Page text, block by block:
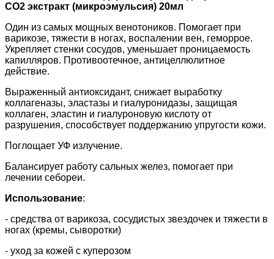
СО2 экстракт (микроэмульсия) 20мл
Один из самых мощных венотоников. Помогает при
варикозе, тяжести в ногах, воспалении вен, геморрое.
Укрепляет стенки сосудов, уменьшает проницаемость
капилляров. Противоотечное, антицеллюлитное
действие.
Выраженный антиоксидант, снижает выработку
коллагеназы, эластазы и гиалуронидазы, защищая
коллаген, эластин и гиалуроновую кислоту от
разрушения, способствует поддержанию упругости кожи.
Поглощает УФ излучение.
Балансирует работу сальных желез, помогает при
лечении себореи.
Использование:
- средства от варикоза, сосудистых звездочек и тяжести в
ногах (кремы, сыворотки)
- уход за кожей с куперозом